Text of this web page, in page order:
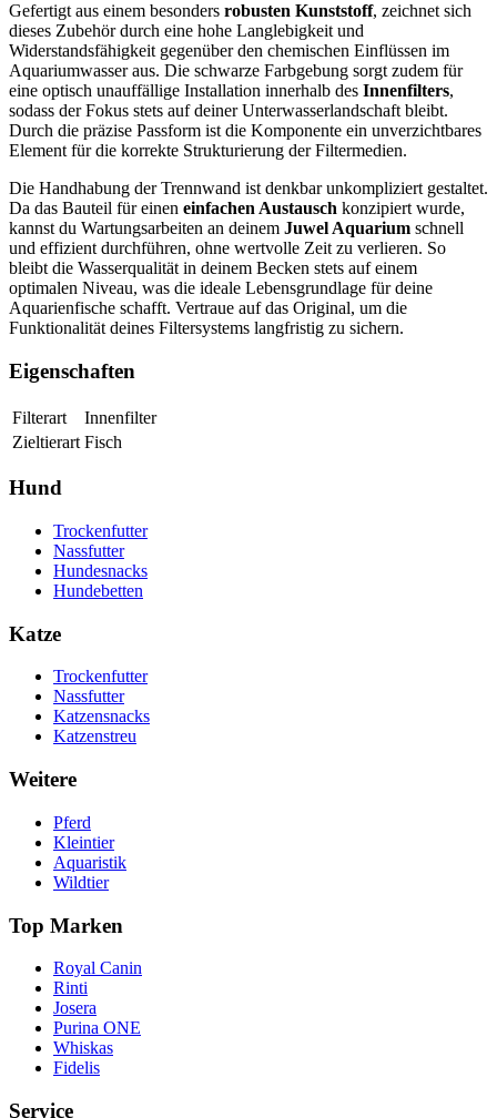
Gefertigt aus einem besonders robusten Kunststoff, zeichnet sich
dieses Zubehör durch eine hohe Langlebigkeit und
Widerstandsfähigkeit gegenüber den chemischen Einflüssen im
Aquariumwasser aus. Die schwarze Farbgebung sorgt zudem für
eine optisch unauffällige Installation innerhalb des Innenfilters,
sodass der Fokus stets auf deiner Unterwasserlandschaft bleibt.
Durch die präzise Passform ist die Komponente ein unverzichtbares
Element für die korrekte Strukturierung der Filtermedien.
Die Handhabung der Trennwand ist denkbar unkompliziert gestaltet.
Da das Bauteil für einen einfachen Austausch konzipiert wurde,
kannst du Wartungsarbeiten an deinem Juwel Aquarium schnell
und effizient durchführen, ohne wertvolle Zeit zu verlieren. So
bleibt die Wasserqualität in deinem Becken stets auf einem
optimalen Niveau, was die ideale Lebensgrundlage für deine
Aquarienfische schafft. Vertraue auf das Original, um die
Funktionalität deines Filtersystems langfristig zu sichern.
Eigenschaften
Filterart
Innenfilter
Zieltierart Fisch
Hund
Trockenfutter
Nassfutter
Hundesnacks
Hundebetten
Katze
Trockenfutter
Nassfutter
Katzensnacks
Katzenstreu
Weitere
Pferd
Kleintier
Aquaristik
Wildtier
Top Marken
Royal Canin
Rinti
Josera
Purina ONE
Whiskas
Fidelis
Service